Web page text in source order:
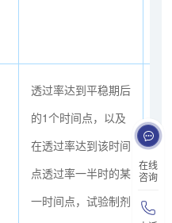
在线
咨询
透过率达到平稳期后
的1个时间点，以及
在透过率达到该时间
点透过率一半时的某
一时间点，试验制剂
式
的